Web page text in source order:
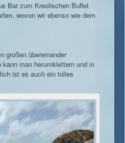
Bar zum Kreolischen Buffet
wovon wir ebenso wie dem
großen übereinander
kann man herumklettern und in
ist es auch ein tolles